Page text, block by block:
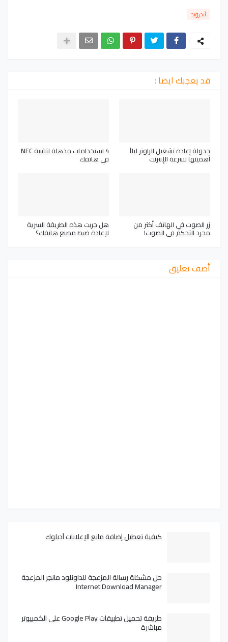
أندرويد
قد يعجبك ايضا :
جدولة إعادة تشغيل الراوتر ليلاً
أهميتها لسرعة الإنترنت
4 استخدامات مذهلة لتقنية NFC
في هاتفك
زر الصوت في الهاتف أكثر من
مجرد التحكم في الصوت!
هل جربت هذه الطريقة السرية
لإعادة ضبط مصنع هاتفك؟
أضف تعليق
كيفية تعطيل إضافة مانع الإعلانات آدبلوك
حل مشكلة رسالة المزعجة للداونلود مانجر المزعجة
Internet Download Manager
طريقة تحميل تطبيقات Google Play على الكمبيوتر
مباشرة